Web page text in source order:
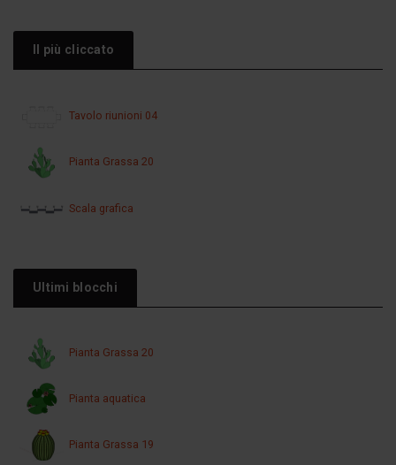
Il più cliccato
Tavolo riunioni 04
Pianta Grassa 20
Scala grafica
Ultimi blocchi
Pianta Grassa 20
Pianta aquatica
Pianta Grassa 19